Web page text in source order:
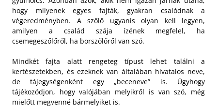
hogy milyenek egyes fajták, gyakran csalódnak a
végeredményben. A szőlő ugyanis olyan kell legyen,
amilyen a család szája ízének megfelel, ha
csemegeszőlőről, ha borszőlőről van szó.
Mindkét fajta alatt rengeteg típust lehet találni a
kertészetekben, és ezeknek van általában hivatalos neve,
de tájegységenként egy „beceneve” is. Úgyhogy
tájékozódjon, hogy valójában melyikről is van szó, még
mielőtt megvenné bármelyiket is.